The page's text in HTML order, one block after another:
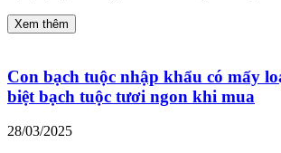
Xem thêm
Con bạch tuộc nhập khẩu có mấy
biệt bạch tuộc tươi ngon khi mua
28/03/2025